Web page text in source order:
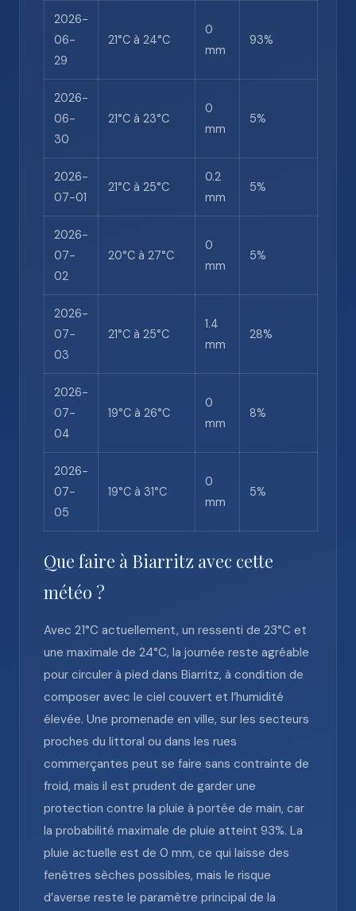
2026-
06-
29
21°C à 24°C
0
mm
93%
2026-
06-
30
21°C à 23°C
0
mm
5%
2026-
07-01
21°C à 25°C
0.2
mm
5%
2026-
07-
02
20°C à 27°C
0
mm
5%
2026-
07-
03
21°C à 25°C
1.4
mm
28%
2026-
07-
04
19°C à 26°C
0
mm
8%
2026-
07-
05
19°C à 31°C
0
mm
5%
Que faire à Biarritz avec cette
météo ?
Avec 21°C actuellement, un ressenti de 23°C et
une maximale de 24°C, la journée reste agréable
pour circuler à pied dans Biarritz, à condition de
composer avec le ciel couvert et l’humidité
élevée. Une promenade en ville, sur les secteurs
proches du littoral ou dans les rues
commerçantes peut se faire sans contrainte de
froid, mais il est prudent de garder une
protection contre la pluie à portée de main, car
la probabilité maximale de pluie atteint 93%. La
pluie actuelle est de 0 mm, ce qui laisse des
fenêtres sèches possibles, mais le risque
d’averse reste le paramètre principal de la